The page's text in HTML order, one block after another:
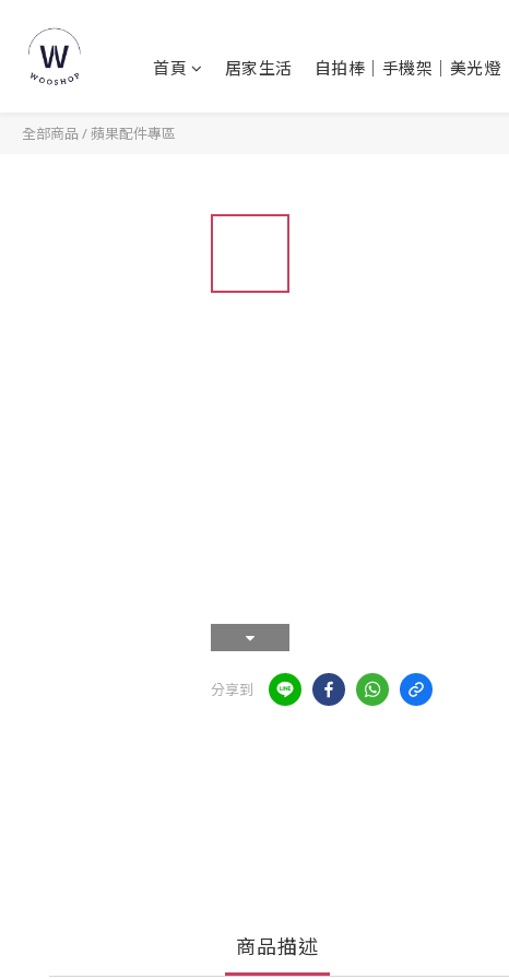
首頁 居家生活 自拍棒｜手機架｜美光燈
全部商品 /蘋果配件專區
分享到
商品描述